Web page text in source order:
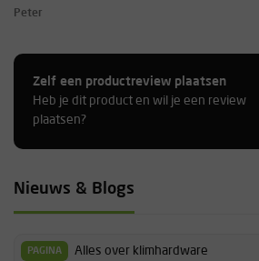
Peter
Zelf een productreview plaatsen
Heb je dit product en wil je een review
plaatsen?
Nieuws & Blogs
PAGINA Alles over klimhardware